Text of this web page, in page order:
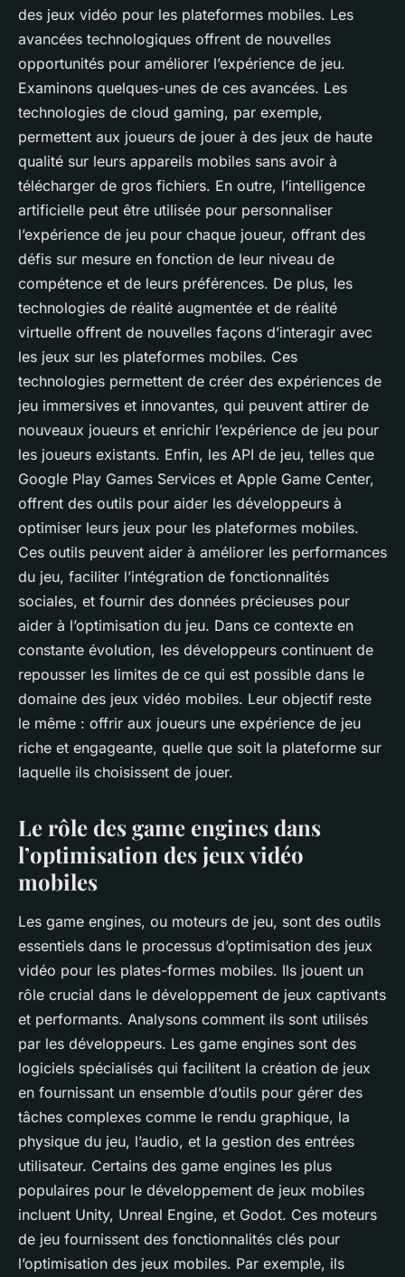
des jeux vidéo pour les plateformes mobiles. Les
avancées technologiques offrent de nouvelles
opportunités pour améliorer l’expérience de jeu.
Examinons quelques-unes de ces avancées. Les
technologies de cloud gaming, par exemple,
permettent aux joueurs de jouer à des jeux de haute
qualité sur leurs appareils mobiles sans avoir à
télécharger de gros fichiers. En outre, l’intelligence
artificielle peut être utilisée pour personnaliser
l’expérience de jeu pour chaque joueur, offrant des
défis sur mesure en fonction de leur niveau de
compétence et de leurs préférences. De plus, les
technologies de réalité augmentée et de réalité
virtuelle offrent de nouvelles façons d’interagir avec
les jeux sur les plateformes mobiles. Ces
technologies permettent de créer des expériences de
jeu immersives et innovantes, qui peuvent attirer de
nouveaux joueurs et enrichir l’expérience de jeu pour
les joueurs existants. Enfin, les API de jeu, telles que
Google Play Games Services et Apple Game Center,
offrent des outils pour aider les développeurs à
optimiser leurs jeux pour les plateformes mobiles.
Ces outils peuvent aider à améliorer les performances
du jeu, faciliter l’intégration de fonctionnalités
sociales, et fournir des données précieuses pour
aider à l’optimisation du jeu. Dans ce contexte en
constante évolution, les développeurs continuent de
repousser les limites de ce qui est possible dans le
domaine des jeux vidéo mobiles. Leur objectif reste
le même : offrir aux joueurs une expérience de jeu
riche et engageante, quelle que soit la plateforme sur
laquelle ils choisissent de jouer.
Le rôle des game engines dans
l’optimisation des jeux vidéo
mobiles
Les game engines, ou moteurs de jeu, sont des outils
essentiels dans le processus d’optimisation des jeux
vidéo pour les plates-formes mobiles. Ils jouent un
rôle crucial dans le développement de jeux captivants
et performants. Analysons comment ils sont utilisés
par les développeurs. Les game engines sont des
logiciels spécialisés qui facilitent la création de jeux
en fournissant un ensemble d’outils pour gérer des
tâches complexes comme le rendu graphique, la
physique du jeu, l’audio, et la gestion des entrées
utilisateur. Certains des game engines les plus
populaires pour le développement de jeux mobiles
incluent Unity, Unreal Engine, et Godot. Ces moteurs
de jeu fournissent des fonctionnalités clés pour
l’optimisation des jeux mobiles. Par exemple, ils